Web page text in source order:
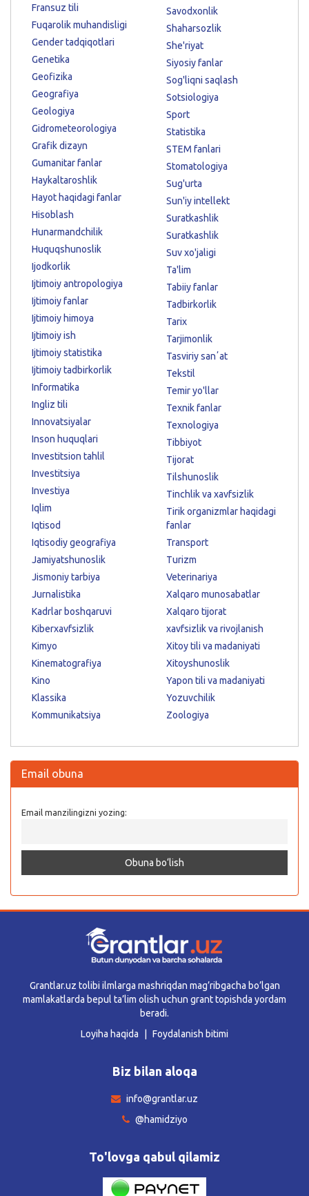
Fransuz tili
Fuqarolik muhandisligi
Gender tadqiqotlari
Genetika
Geofizika
Geografiya
Geologiya
Gidrometeorologiya
Grafik dizayn
Gumanitar fanlar
Haykaltaroshlik
Hayot haqidagi fanlar
Hisoblash
Hunarmandchilik
Huquqshunoslik
Ijodkorlik
Ijtimoiy antropologiya
Ijtimoiy fanlar
Ijtimoiy himoya
Ijtimoiy ish
Ijtimoiy statistika
Ijtimoiy tadbirkorlik
Informatika
Ingliz tili
Innovatsiyalar
Inson huquqlari
Investitsion tahlil
Investitsiya
Investiya
Iqlim
Iqtisod
Iqtisodiy geografiya
Jamiyatshunoslik
Jismoniy tarbiya
Jurnalistika
Kadrlar boshqaruvi
Kiberxavfsizlik
Kimyo
Kinematografiya
Kino
Klassika
Kommunikatsiya
Savodxonlik
Shaharsozlik
She'riyat
Siyosiy fanlar
Sog'liqni saqlash
Sotsiologiya
Sport
Statistika
STEM fanlari
Stomatologiya
Sug'urta
Sun'iy intellekt
Suratkashlik
Suratkashlik
Suv xo'jaligi
Ta'lim
Tabiiy fanlar
Tadbirkorlik
Tarix
Tarjimonlik
Tasviriy sanʼat
Tekstil
Temir yo'llar
Texnik fanlar
Texnologiya
Tibbiyot
Tijorat
Tilshunoslik
Tinchlik va xavfsizlik
Tirik organizmlar haqidagi
fanlar
Transport
Turizm
Veterinariya
Xalqaro munosabatlar
Xalqaro tijorat
xavfsizlik va rivojlanish
Xitoy tili va madaniyati
Xitoyshunoslik
Yapon tili va madaniyati
Yozuvchilik
Zoologiya
Email obuna
Email manzilingizni yozing:
Grantlar.uz tolibi ilmlarga mashriqdan mag’ribgacha bo’lgan
mamlakatlarda bepul ta’lim olish uchun grant topishda yordam
beradi.
Loyiha haqida
Foydalanish bitimi
Biz bilan aloqa
info@grantlar.uz
@hamidziyo
To'lovga qabul qilamiz